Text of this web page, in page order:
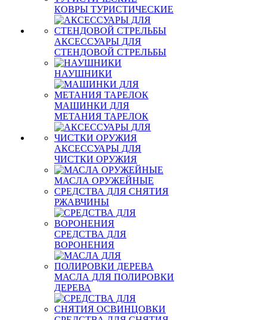
КОВРЫ ТУРИСТИЧЕСКИЕ
АКСЕССУАРЫ ДЛЯ
СТЕНДОВОЙ СТРЕЛЬБЫ
НАУШНИКИ
МАШИНКИ ДЛЯ
МЕТАНИЯ ТАРЕЛОК
АКСЕССУАРЫ ДЛЯ
ЧИСТКИ ОРУЖИЯ
МАСЛА ОРУЖЕЙНЫЕ
СРЕДСТВА ДЛЯ СНЯТИЯ
РЖАВЧИНЫ
СРЕДСТВА ДЛЯ
ВОРОНЕНИЯ
МАСЛА ДЛЯ ПОЛИРОВКИ
ДЕРЕВА